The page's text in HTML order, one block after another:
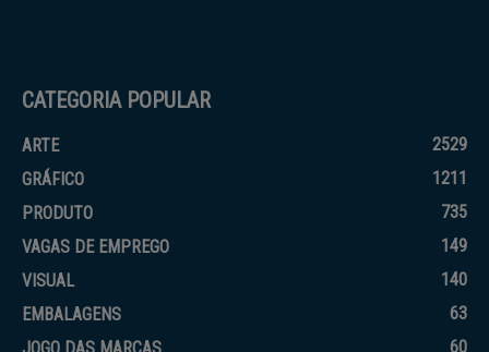
CATEGORIA POPULAR
ARTE
2529
GRÁFICO
1211
PRODUTO
735
VAGAS DE EMPREGO
149
VISUAL
140
EMBALAGENS
63
JOGO DAS MARCAS
60